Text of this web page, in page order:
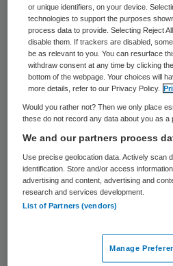
van tijdige herindicaties
toekenning van de hulp.
oefenen steeds vaker
die kinderen ontvangen,
Kinderombudsmanuit
en besparingszin.
die de gemeente
is niet altijd hetzelfde
specialist heeft
“niet per definitie”
Dullaert wel zien dat
zwaarder wegen dan de
or unique identifiers, on your device.
technologies to support the purposes
process data to provide. Selecting Reject
disable them. If trackers are disabled,
be as relevant to you. You can resurface
withdraw consent at any time by clicking
bottom of the webpage. Your choices will
more details, refer to our Privacy Policy.
Would you rather not? Then we only place
these do not record any data about you as a
We and our partners process
Use precise geolocation data. Actively scan
identification. Store and/or access
advertising and content, advertising and
research and services development.
List of Partners (vendors)
Manage